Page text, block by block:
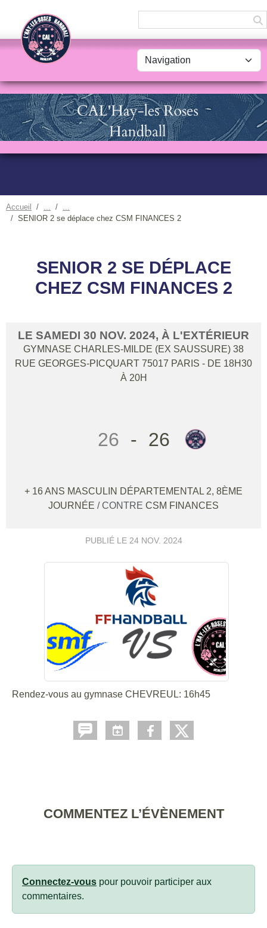
Accueil
SENIOR 2 se déplace chez CSM FINANCES 2
SENIOR 2 SE DÉPLACE
CHEZ CSM FINANCES 2
LE SAMEDI 30 NOV. 2024, À L'EXTÉRIEUR
GYMNASE CHARLES-MILDE (EX SAUSSURE) 38
RUE GEORGES-PICQUART 75017 PARIS - DE 18H30
À 20H
26 - 26
+ 16 ANS MASCULIN DÉPARTEMENTAL 2, 8ÈME
JOURNÉE / CONTRE CSM FINANCES
PUBLIÉ LE 24 NOV. 2024
Rendez-vous au gymnase CHEVREUL: 16h45
COMMENTEZ L’ÉVÈNEMENT
Connectez-vous pour pouvoir participer aux
commentaires.